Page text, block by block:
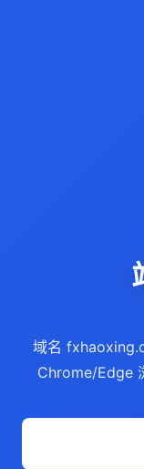
域名
Chrome/Edge